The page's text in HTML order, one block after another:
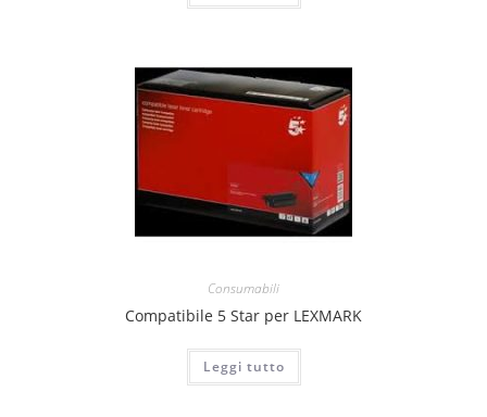
Consumabili
Compatibile 5 Star per LEXMARK
Leggi tutto